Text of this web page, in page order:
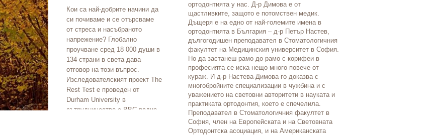
Кои са най-добрите начини да
си почиваме и се отърсваме
от стреса и насъбраното
напрежение? Глобално
проучване сред 18 000 души в
134 страни в света дава
отговор на този въпрос.
Изследователският проект The
Rest Test е проведен от
Durham University в
сътрудничество с BBC радио.
ортодонтията у нас. Д-р Димова е от
щастливките, защото е потомствен медик.
Дъщеря е на едно от най-големите имена в
ортодонтията в България – д-р Петър Настев,
дългогодишен преподавател в Стоматологичния
факултет на Медицинския университет в София.
Но да застанеш рамо до рамо с корифеи в
професията се иска нещо много повече от
кураж. И д-р Настева-Димова го доказва с
многобройните специализации в чужбина и с
уважението на световни авторитети в науката и
практиката ортодонтия, което е спечелила.
Преподавател в Стоматологичния факултет в
София, член на Европейската и на Световната
Ортодонтска асоциация, и на Американската